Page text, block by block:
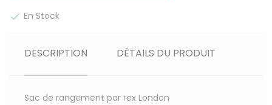
 En Stock
DESCRIPTION DÉTAILS DU PRODUIT
Sac de rangement par rex London